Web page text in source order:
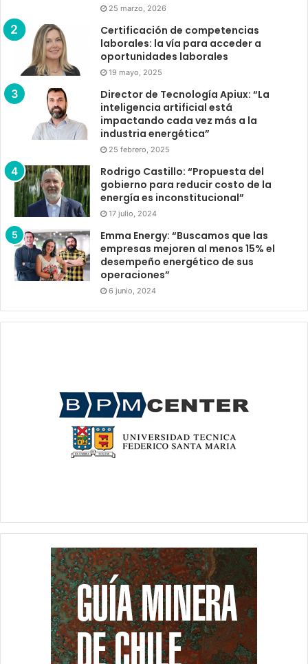
25 marzo, 2026
Certificación de competencias
laborales: la vía para acceder a
oportunidades laborales
19 mayo, 2025
Director de Tecnología Apiux: “La
inteligencia artificial está
impactando cada vez más a la
industria energética”
25 febrero, 2025
Rodrigo Castillo: “Propuesta del
gobierno para reducir costo de la
energía es inconstitucional”
17 julio, 2024
Emma Energy: “Buscamos que las
empresas mejoren al menos 15% el
desempeño energético de sus
operaciones”
6 junio, 2024